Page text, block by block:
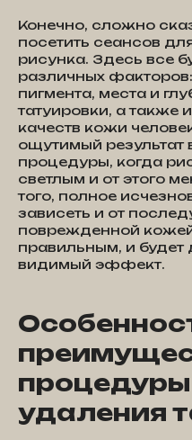
Конечно, сложно
посетить сеансов
рисунка. Здесь все
различных факторов:
пигмента, места и
татуировки, а также
качеств кожи
ощутимый результат
процедуры, когда
светлым и от этого
того, полное
зависеть и от
поврежденной
правильным, и будет
видимый эффект.
процедуры
удаления